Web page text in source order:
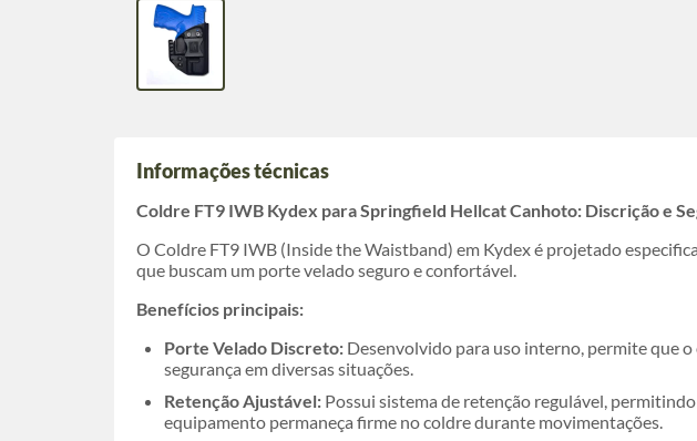
Informações técnicas
Coldre FT9 IWB Kydex para Springfield Hellcat Canhoto: Discrição e
O Coldre FT9 IWB (Inside the Waistband) em Kydex é projetado
que buscam um porte velado seguro e confortável.
Benefícios principais:
Porte Velado Discreto: Desenvolvido para uso interno, permite que
segurança em diversas situações.
Retenção Ajustável: Possui sistema de retenção regulável,
equipamento permaneça firme no coldre durante movimentações.